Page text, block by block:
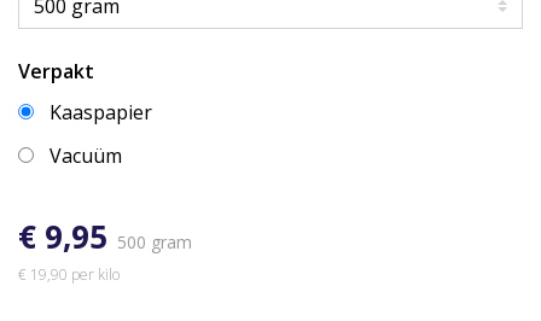
Verpakt
Kaaspapier
Vacuüm
€ 9,95 500 gram
€ 19,90 per kilo